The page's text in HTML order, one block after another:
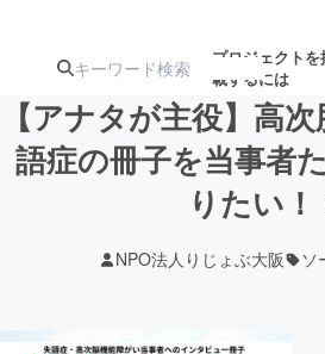
プロジェクトを
載するには
注目の新着プロ 募
【アナタが主役】高
語症の冊子を当事者
りたい！
NPO法人りじょぶ大阪 ソ